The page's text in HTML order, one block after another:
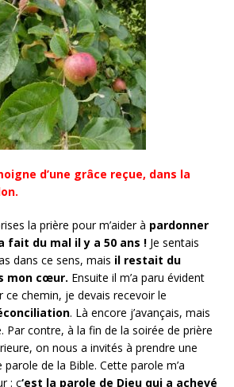
d’une grâce reçue, dans la
la prière pour m’aider à pardonner
fait du mal il y a 50 ans ! Je sentais
dans ce sens, mais il restait du
mon cœur. Ensuite il m’a paru évident
ce chemin, je devais recevoir le
. Là encore j’avançais, mais
Par contre, à la fin de la soirée de prière
on nous a invités à prendre une
de la Bible. Cette parole m’a
: c‘est la parole de Dieu qui a achevé